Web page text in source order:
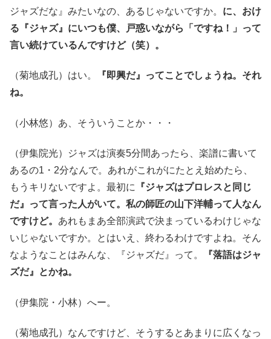
ジャズだな』みたいなの、あるじゃないですか。 に、おけ
る『ジャズ』にいつも僕、戸惑いながら「ですね！」って
言い続けているんですけど（笑）。
（菊地成孔）はい。
『即興だ』ってことでしょうね。それ
ね。
（小林悠）あ、そういうことか・・・
（伊集院光）ジャズは演奏5分間あったら、楽譜に書いて
あるの1・2分なんで。あれがこれがにたとえ始めたら、
もうキリないですよ。最初に
『ジャズはプロレスと同じ
だ』って言った人がいて。私の師匠の山下洋輔って人なん
ですけど。 あれもまあ全部演武で決まっているわけじゃな
いじゃないですか。とはいえ、終わるわけですよね。そん
なようなことはみんな、『ジャズだ』って。
『落語はジャ
ズだ』とかね。
（伊集院・小林）へー。
（菊地成孔）なんですけど、そうするとあまりに広くなっ